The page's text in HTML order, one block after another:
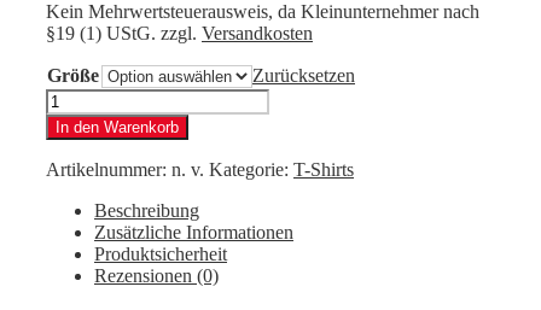
Kein Mehrwertsteuerausweis, da Kleinunternehmer nach
§19 (1) UStG. zzgl. Versandkosten
Größe
Zurücksetzen
Mothorx
Member
Shirt
Menge
In den Warenkorb
Artikelnummer: n. v. Kategorie: T-Shirts
Beschreibung
Zusätzliche Informationen
Produktsicherheit
Rezensionen (0)